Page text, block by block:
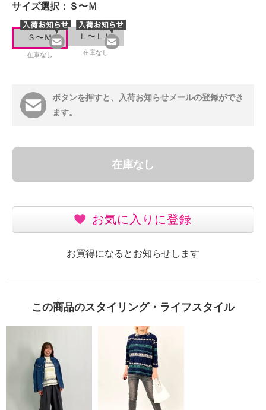
サイズ選択： Ｓ〜Ｍ
Ｓ〜Ｍ
在庫なし
Ｌ〜ＬＬ
在庫なし
ボタンを押すと、入荷お知らせメールの登録ができ
ます。
在庫なし
お気に入りに登録
お買得になるとお知らせします
この商品のスタイリング・ライフスタイル